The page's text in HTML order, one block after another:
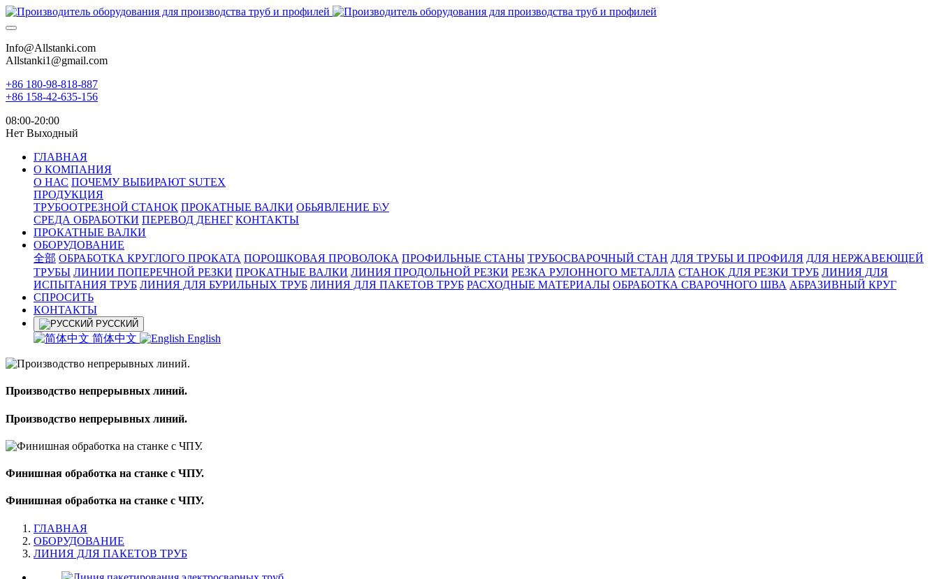
Info@Allstanki.com
Allstanki1@gmail.com
+86 180-98-818-887
+86 158-42-635-156
08:00-20:00
Нет Выходный
ГЛАВНАЯ
О КОМПАНИЯ
О НАС ПОЧЕМУ ВЫБИРАЮТ SUTEX
ПРОДУКЦИЯ
ТРУБООТРЕЗНОЙ СТАНОК ПРОКАТНЫЕ ВАЛКИ ОБЬЯВЛЕНИЕ Б\У
СРЕДА ОБРАБОТКИ ПЕРЕВОД ДЕНЕГ КОНТАКТЫ
ПРОКАТНЫЕ ВАЛКИ
ОБОРУДОВАНИЕ
全部 ОБРАБОТКА КРУГЛОГО ПРОКАТА ПОРОШКОВАЯ ПРОВОЛОКА ПРОФИЛЬНЫЕ СТАНЫ ТРУБОСВАРОЧНЫЙ СТАН ДЛЯ ТРУБЫ И ПРОФИЛЯ ДЛЯ НЕРЖАВЕЮЩЕЙ
ТРУБЫ ЛИНИИ ПОПЕРЕЧНОЙ РЕЗКИ ПРОКАТНЫЕ ВАЛКИ ЛИНИЯ ПРОДОЛЬНОЙ РЕЗКИ РЕЗКА РУЛОННОГО МЕТАЛЛА СТАНОК ДЛЯ РЕЗКИ ТРУБ ЛИНИЯ ДЛЯ
ИСПЫТАНИЯ ТРУБ ЛИНИЯ ДЛЯ БУРИЛЬНЫХ ТРУБ ЛИНИЯ ДЛЯ ПАКЕТОВ ТРУБ РАСХОДНЫЕ МАТЕРИАЛЫ OБРАБОТКА СВАРОЧНОГО ШВА АБРАЗИВНЫЙ КРУГ
СПРОСИТЬ
КОНТАКТЫ
РУССКИЙ
简体中文 English
Производство непрерывных линий.
Производство непрерывных линий.
Финишная обработка на станке с ЧПУ.
Финишная обработка на станке с ЧПУ.
ГЛАВНАЯ
ОБОРУДОВАНИЕ
ЛИНИЯ ДЛЯ ПАКЕТОВ ТРУБ